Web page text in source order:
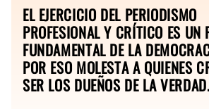
EL EJERCICIO DEL PERIODISMO
PROFESIONAL Y CRÍTICO ES UN
FUNDAMENTAL DE LA
POR ESO MOLESTA A QUIENES
SER LOS DUEÑOS DE LA